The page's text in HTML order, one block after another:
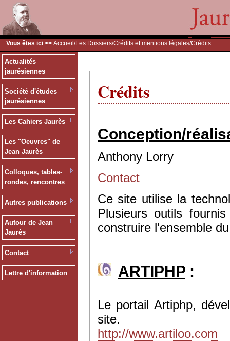
Vous êtes ici >> Accueil /Les Dossiers/Crédits et mentions légales/Crédits
Actualités
jaurésiennes
Société d'études
jaurésiennes
Les Cahiers Jaurès
Les "Oeuvres" de
Jean Jaurès
Colloques, tables-
rondes, rencontres
Autres publications
Autour de Jean
Jaurès
Contact
Lettre d'information
Crédits
Conception/
Anthony Lorry
Contact
Ce site utilise la
Plusieurs outils
construire l'ensemble
ARTIPHP :
Le portail Artiphp,
site.
http://www.artiloo.com